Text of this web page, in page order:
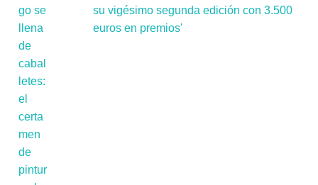
su vigésimo segunda edición con 3.500
euros en premios'